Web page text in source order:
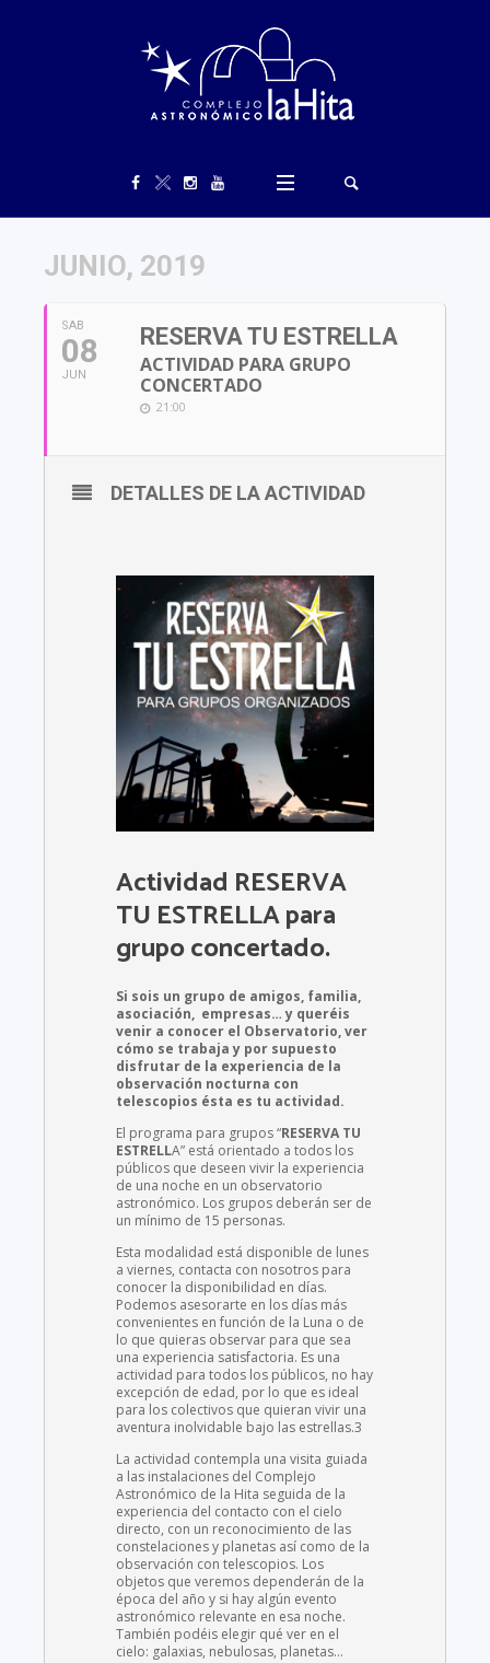
JUNIO, 2019
SAB
08
JUN
RESERVA TU ESTRELLA
ACTIVIDAD PARA GRUPO
CONCERTADO
21:00
DETALLES DE LA ACTIVIDAD
Actividad RESERVA
TU ESTRELLA para
grupo concertado.
Si sois un grupo de amigos, familia,
asociación, empresas… y queréis
venir a conocer el Observatorio, ver
cómo se trabaja y por supuesto
disfrutar de la experiencia de la
observación nocturna con
telescopios ésta es tu actividad.
El programa para grupos “RESERVA TU
ESTRELLA” está orientado a todos los
públicos que deseen vivir la experiencia
de una noche en un observatorio
astronómico. Los grupos deberán ser de
un mínimo de 15 personas.
Esta modalidad está disponible de lunes
a viernes, contacta con nosotros para
conocer la disponibilidad en días.
Podemos asesorarte en los días más
convenientes en función de la Luna o de
lo que quieras observar para que sea
una experiencia satisfactoria. Es una
actividad para todos los públicos, no hay
excepción de edad, por lo que es ideal
para los colectivos que quieran vivir una
aventura inolvidable bajo las estrellas.3
La actividad contempla una visita guiada
a las instalaciones del Complejo
Astronómico de la Hita seguida de la
experiencia del contacto con el cielo
directo, con un reconocimiento de las
constelaciones y planetas así como de la
observación con telescopios. Los
objetos que veremos dependerán de la
época del año y si hay algún evento
astronómico relevante en esa noche.
También podéis elegir qué ver en el
cielo: galaxias, nebulosas, planetas…